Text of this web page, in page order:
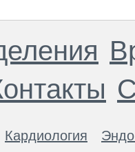
Кардиология